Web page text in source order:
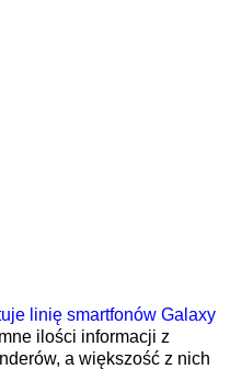
linię smartfonów Galaxy
ilości informacji z
a większość z nich